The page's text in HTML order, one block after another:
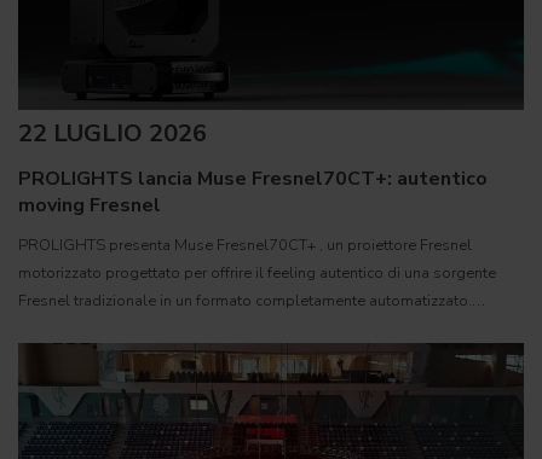
22 LUGLIO 2026
PROLIGHTS lancia Muse Fresnel70CT+: autentico
moving Fresnel
PROLIGHTS presenta Muse Fresnel70CT+ , un proiettore Fresnel
motorizzato progettato per offrire il feeling autentico di una sorgente
Fresnel tradizionale in un formato completamente automatizzato.